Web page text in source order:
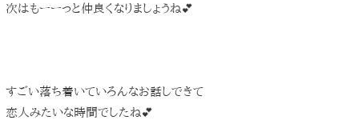
次はもーーっと仲良くなりましょうね💕
すごい落ち着いていろんなお話しできて
恋人みたいな時間でしたね💕